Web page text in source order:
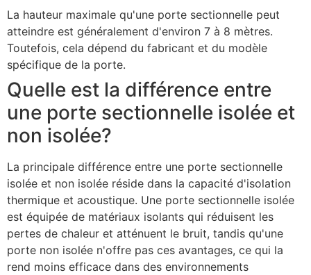
La hauteur maximale qu'une porte sectionnelle peut
atteindre est généralement d'environ 7 à 8 mètres.
Toutefois, cela dépend du fabricant et du modèle
spécifique de la porte.
Quelle est la différence entre
une porte sectionnelle isolée et
non isolée?
La principale différence entre une porte sectionnelle
isolée et non isolée réside dans la capacité d'isolation
thermique et acoustique. Une porte sectionnelle isolée
est équipée de matériaux isolants qui réduisent les
pertes de chaleur et atténuent le bruit, tandis qu'une
porte non isolée n'offre pas ces avantages, ce qui la
rend moins efficace dans des environnements